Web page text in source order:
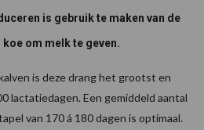
is gebruik te maken van de
om melk te geven.
is deze drang het grootst en
lactatiedagen. Een gemiddeld aantal
van 170 á 180 dagen is optimaal.